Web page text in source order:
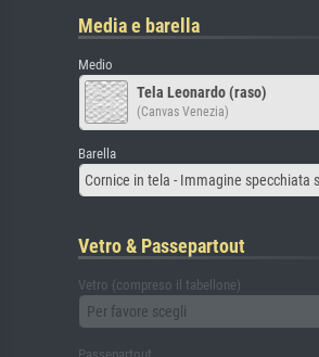
Media e barella
Medio
Tela Leonardo (raso)
(Canvas Venezia)
Barella
Cornice in tela - Immagine specchiata
Vetro & Passepartout
Vetro (compreso il tabellone)
Per favore scegli